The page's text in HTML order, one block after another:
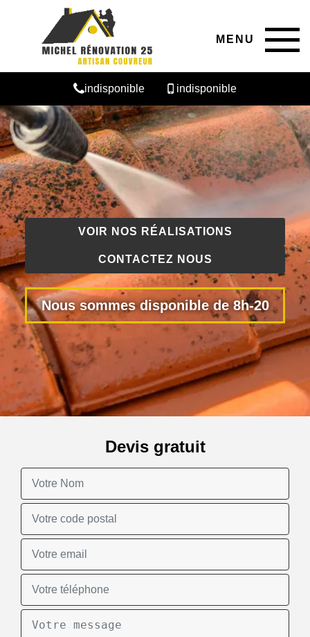
MENU
indisponible indisponible
VOIR NOS RÉALISATIONS
CONTACTEZ NOUS
Nous sommes disponible de 8h-20
Devis gratuit